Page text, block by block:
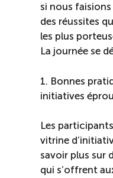
si nous
des réussites
les plus
La journée se
1. Bonnes
initiatives
Les
vitrine
savoir plus sur
qui s’offrent